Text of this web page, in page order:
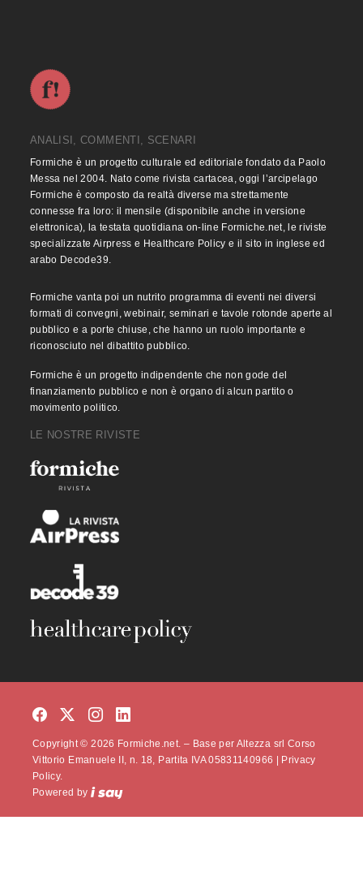
ANALISI, COMMENTI, SCENARI
Formiche è un progetto culturale ed editoriale fondato da Paolo
Messa nel 2004. Nato come rivista cartacea, oggi l’arcipelago
Formiche è composto da realtà diverse ma strettamente
connesse fra loro: il mensile (disponibile anche in versione
elettronica), la testata quotidiana on-line Formiche.net, le riviste
specializzate Airpress e Healthcare Policy e il sito in inglese ed
arabo Decode39.
Formiche vanta poi un nutrito programma di eventi nei diversi
formati di convegni, webinair, seminari e tavole rotonde aperte al
pubblico e a porte chiuse, che hanno un ruolo importante e
riconosciuto nel dibattito pubblico.
Formiche è un progetto indipendente che non gode del
finanziamento pubblico e non è organo di alcun partito o
movimento politico.
LE NOSTRE RIVISTE
Copyright © 2026 Formiche.net. – Base per Altezza srl Corso
Vittorio Emanuele II, n. 18, Partita IVA 05831140966 | Privacy
Policy.
Powered by